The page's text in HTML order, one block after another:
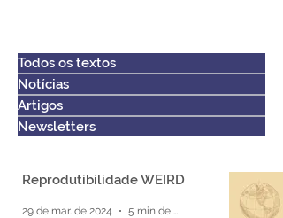
Todos os textos
Notícias
Artigos
Newsletters
Reprodutibilidade WEIRD
29 de mar. de 2024 5 min de leitura